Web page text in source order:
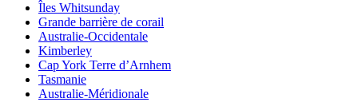
Îles Whitsunday
Grande barrière de corail
Australie-Occidentale
Kimberley
Cap York Terre d’Arnhem
Tasmanie
Australie-Méridionale